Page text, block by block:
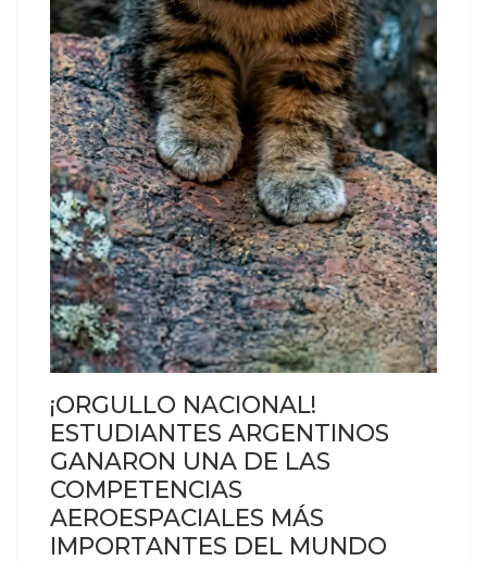
¡ORGULLO NACIONAL!
ESTUDIANTES ARGENTINOS
GANARON UNA DE LAS
COMPETENCIAS
AEROESPACIALES MÁS
IMPORTANTES DEL MUNDO